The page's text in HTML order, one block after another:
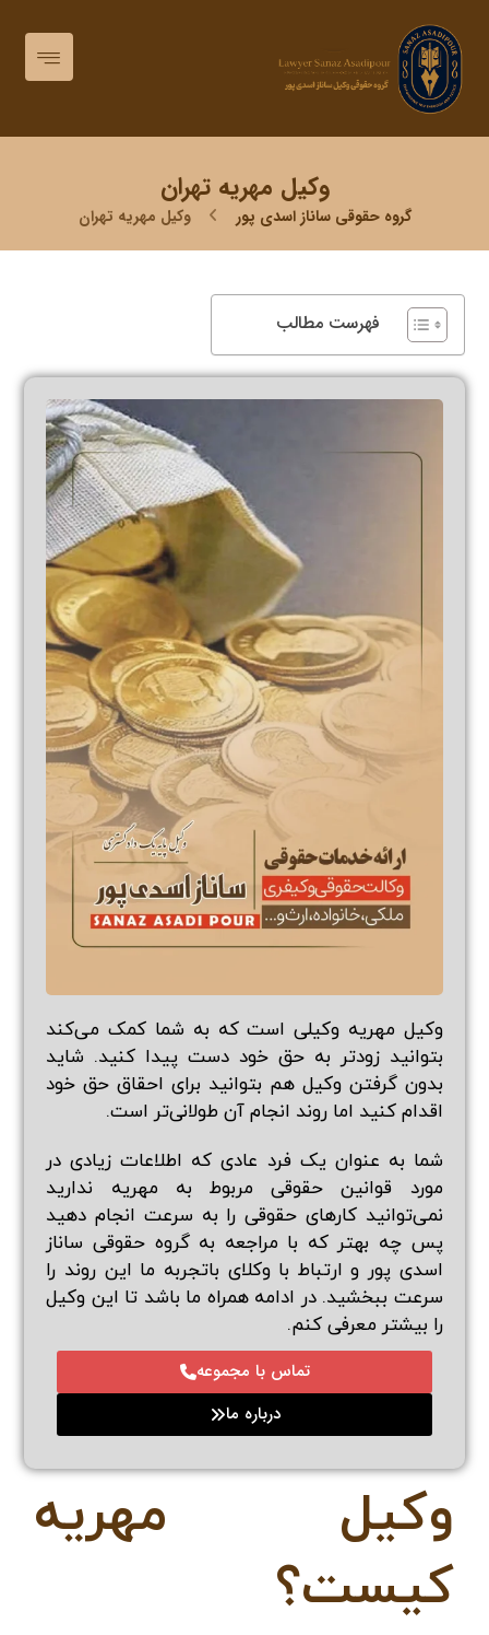
وکیل مهریه تهران
گروه حقوقی ساناز اسدی پور وکیل مهریه تهران
فهرست مطالب
وکیل مهریه وکیلی است که به شما کمک می‌کند
بتوانید زودتر به حق خود دست پیدا کنید. شاید
بدون گرفتن وکیل هم بتوانید برای احقاق حق خود
اقدام کنید اما روند انجام آن طولانی‌تر است.‌
شما به عنوان یک فرد عادی که اطلاعات زیادی در
مورد قوانین حقوقی مربوط به مهریه ندارید
نمی‌توانید کارهای حقوقی را به سرعت انجام دهید
پس چه بهتر که با مراجعه بهگروه حقوقی ساناز
اسدی پور و ارتباط با وکلای باتجربه ما این روند را
سرعت ببخشید. در ادامه همراه ما باشد تا این وکیل
را بیشتر معرفی کنم.
تماس با مجموعه
درباره ما
وکیل مهریه
کیست؟